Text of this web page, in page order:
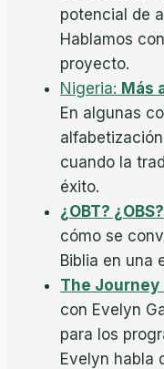
potencial de
Hablamos
proyecto.
Nigeria: Más
En algunas
cuando la
éxito.
¿OBT? ¿OBS?
cómo se
Biblia en una
The Journey
con Evelyn
para los
Evelyn habla